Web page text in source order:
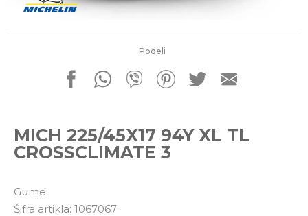
Podeli
MICH 225/45X17 94Y XL TL
CROSSCLIMATE 3
Gume
Šifra artikla: 1067067
Radno vreme
Pišite nam
office@kitcommerce.rs